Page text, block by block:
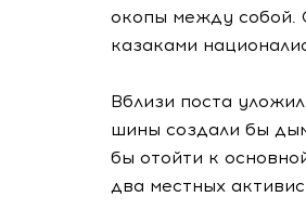
окопы между собой.
казаками
Вблизи поста
шины создали бы
бы отойти к
два местных